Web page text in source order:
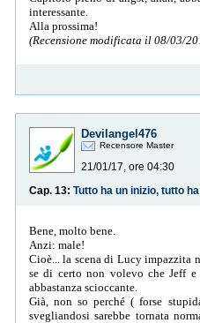
interessante.
Alla prossima!
(Recensione modificata il 08/03/
Devilangel476
Recensore Master
21/01/17, ore 04:30
Cap. 13:
Bene, molto bene.
Anzi: male!
Cioè... la scena di Lucy impazzita
se di certo non volevo che Jeff e
abbastanza scioccante.
Già, non so perché ( forse
svegliandosi sarebbe tornata